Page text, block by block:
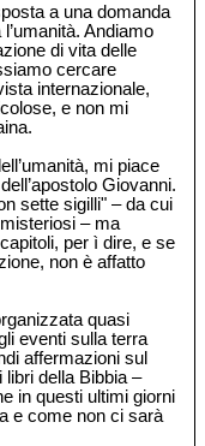
a una domanda
Andiamo
di vita delle
cercare
internazionale,
e non mi
mi piace
Giovanni.
sette sigilli" – da cui
– ma
per ì dire, e se
non è affatto
quasi
eventi sulla terra
affermazioni sul
libri della Bibbia –
in questi ultimi giorni
e come non ci sarà